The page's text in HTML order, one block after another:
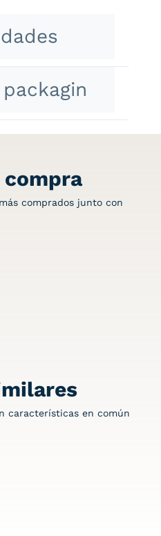
comprados junto con
características en común